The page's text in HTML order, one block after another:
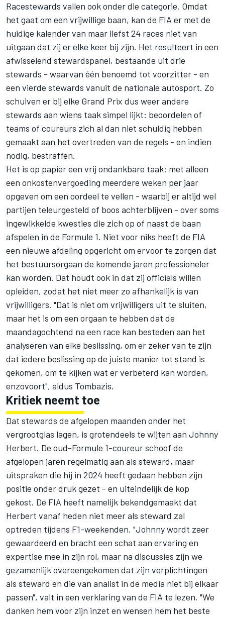
Racestewards vallen ook onder die categorie. Omdat
het gaat om een vrijwillige baan, kan de FIA er met de
huidige kalender van maar liefst 24 races niet van
uitgaan dat zij er elke keer bij zijn. Het resulteert in een
afwisselend stewardspanel, bestaande uit drie
stewards - waarvan één benoemd tot voorzitter - en
een vierde stewards vanuit de nationale autosport. Zo
schuiven er bij elke Grand Prix dus weer andere
stewards aan wiens taak simpel lijkt: beoordelen of
teams of coureurs zich al dan niet schuldig hebben
gemaakt aan het overtreden van de regels - en indien
nodig, bestraffen.
Het is op papier een vrij ondankbare taak: met alleen
een onkostenvergoeding meerdere weken per jaar
opgeven om een oordeel te vellen - waarbij er altijd wel
partijen teleurgesteld of boos achterblijven - over soms
ingewikkelde kwesties die zich op of naast de baan
afspelen in de Formule 1. Niet voor niks heeft de FIA
een nieuwe afdeling opgericht om ervoor te zorgen dat
het bestuursorgaan de komende jaren professioneler
kan worden. Dat houdt ook in dat zij officials willen
opleiden, zodat het niet meer zo afhankelijk is van
vrijwilligers. "Dat is niet om vrijwilligers uit te sluiten,
maar het is om een orgaan te hebben dat de
maandagochtend na een race kan besteden aan het
analyseren van elke beslissing, om er zeker van te zijn
dat iedere beslissing op de juiste manier tot stand is
gekomen, om te kijken wat er verbeterd kan worden,
enzovoort", aldus Tombazis.
Kritiek neemt toe
Dat stewards de afgelopen maanden onder het
vergrootglas lagen, is grotendeels te wijten aan Johnny
Herbert. De oud-Formule 1-coureur schoof de
afgelopen jaren regelmatig aan als steward, maar
uitspraken die hij in 2024 heeft gedaan hebben zijn
positie onder druk gezet - en uiteindelijk de kop
gekost. De FIA heeft namelijk bekendgemaakt dat
Herbert vanaf heden niet meer als steward zal
optreden tijdens F1-weekenden. "Johnny wordt zeer
gewaardeerd en bracht een schat aan ervaring en
expertise mee in zijn rol, maar na discussies zijn we
gezamenlijk overeengekomen dat zijn verplichtingen
als steward en die van analist in de media niet bij elkaar
passen", valt in een verklaring van de FIA te lezen. "We
danken hem voor zijn inzet en wensen hem het beste